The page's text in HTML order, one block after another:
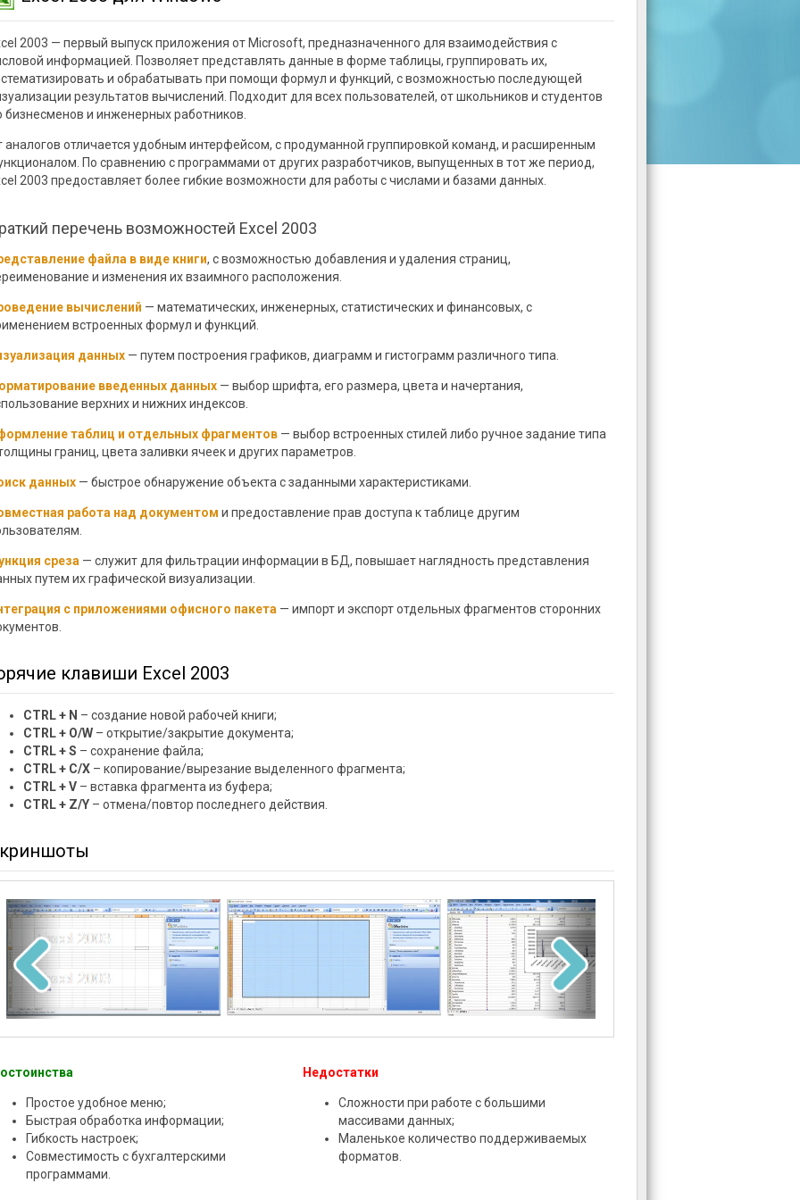
2003 — первый выпуск приложения от Microsoft, предназначенного для взаимодействия с
информацией. Позволяет представлять данные в форме таблицы, группировать их,
и обрабатывать при помощи формул и функций, с возможностью последующей
результатов вычислений. Подходит для всех пользователей, от школьников и студентов
бизнесменов и инженерных работников.
аналогов отличается удобным интерфейсом, с продуманной группировкой команд, и расширенным
По сравнению с программами от других разработчиков, выпущенных в тот же период,
2003 предоставляет более гибкие возможности для работы с числами и базами данных.
перечень возможностей Excel 2003
файла в виде книги, с возможностью добавления и удаления страниц,
и изменения их взаимного расположения.
вычислений — математических, инженерных, статистических и финансовых, с
встроенных формул и функций.
данных — путем построения графиков, диаграмм и гистограмм различного типа.
введенных данных — выбор шрифта, его размера, цвета и начертания,
верхних и нижних индексов.
таблиц и отдельных фрагментов — выбор встроенных стилей либо ручное задание типа
границ, цвета заливки ячеек и других параметров.
данных — быстрое обнаружение объекта с заданными характеристиками.
работа над документом и предоставление прав доступа к таблице другим
среза — служит для фильтрации информации в БД, повышает наглядность представления
путем их графической визуализации.
с приложениями офисного пакета — импорт и экспорт отдельных фрагментов сторонних
клавиши Excel 2003
CTRL + N – создание новой рабочей книги;
CTRL + O/W – открытие/закрытие документа;
CTRL + S – сохранение файла;
CTRL + C/X – копирование/вырезание выделенного фрагмента;
CTRL + V – вставка фрагмента из буфера;
CTRL + Z/Y – отмена/повтор последнего действия.
Простое удобное меню;
Быстрая обработка информации;
Гибкость настроек;
Совместимость с бухгалтерскими
программами.
Недостатки
Сложности при работе с большими
массивами данных;
Маленькое количество поддерживаемых
форматов.